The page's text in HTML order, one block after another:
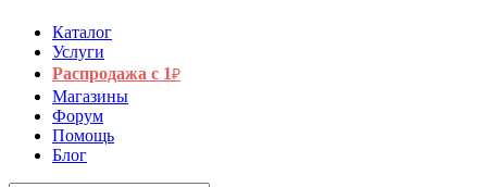
Каталог
Услуги
Распродажа с 1₽
Магазины
Форум
Помощь
Блог